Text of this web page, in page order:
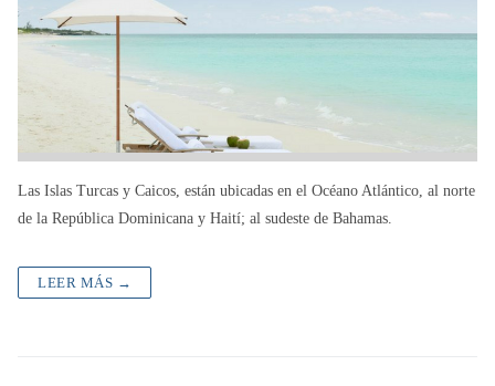
Las Islas Turcas y Caicos, están ubicadas en el Océano Atlántico, al norte
de la República Dominicana y Haití; al sudeste de Bahamas.
LEER MÁS →